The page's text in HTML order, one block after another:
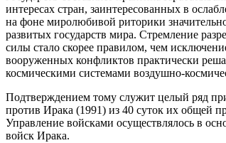
интересах стран, заинтересованных в
на фоне миролюбивой риторики
развитых государств мира. Стремление
силы стало скорее правилом, чем
вооруженных конфликтов практически
космическими системами воздушно-
Подтверждением тому служит целый ряд
против Ирака (1991) из 40 суток их общей
Управление войсками осуществлялось в
войск Ирака.